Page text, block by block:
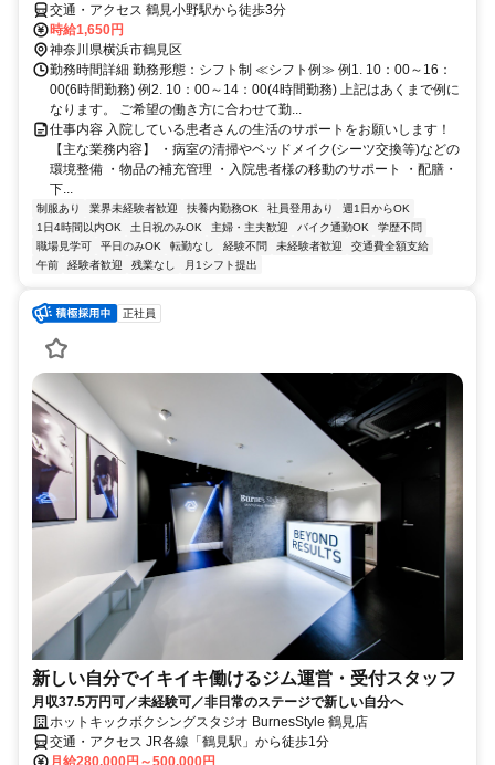
交通・アクセス 鶴見小野駅から徒歩3分
時給1,650円
神奈川県横浜市鶴見区
勤務時間詳細 勤務形態：シフト制 ≪シフト例≫ 例1. 10：00～16：
00(6時間勤務) 例2. 10：00～14：00(4時間勤務) 上記はあくまで例に
なります。 ご希望の働き方に合わせて勤...
仕事内容 入院している患者さんの生活のサポートをお願いします！
【主な業務内容】 ・病室の清掃やベッドメイク(シーツ交換等)などの
環境整備 ・物品の補充管理 ・入院患者様の移動のサポート ・配膳・
下...
制服あり 業界未経験者歓迎 扶養内勤務OK 社員登用あり
週1日からOK
1日4時間以内OK
土日祝のみOK 主婦・主夫歓迎 バイク通勤OK
学歴不問
職場見学可
平日のみOK 転勤なし 経験不問 未経験者歓迎
交通費全額支給
午前
経験者歓迎 残業なし 月1シフト提出
正社員
新しい自分でイキイキ働けるジム運営・受付スタッフ
月収37.5万円可／未経験可／非日常のステージで新しい自分へ
ホットキックボクシングスタジオ BurnesStyle 鶴見店
交通・アクセス JR各線「鶴見駅」から徒歩1分
月給280,000円～500,000円